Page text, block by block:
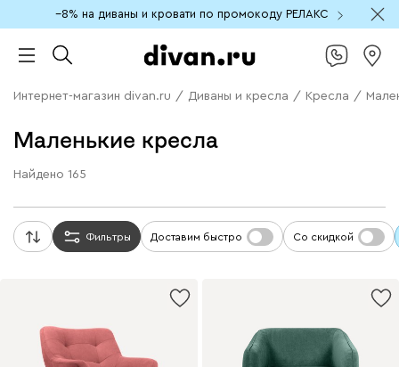
−8% на диваны и кровати по промокоду РЕЛАКС
Интернет-магазин divan.ru / Диваны и кресла / Кресла /
Маленькие кресла
Найдено 165
Фильтры Доставим быстро Со скидкой